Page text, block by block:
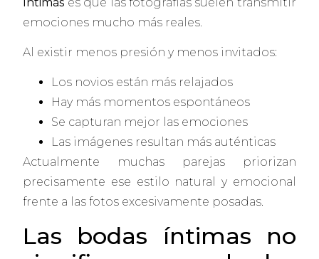
emociones mucho más reales.
Al existir menos presión y menos invitados:
Los novios están más relajados
Hay más momentos espontáneos
Se capturan mejor las emociones
Las imágenes resultan más auténticas
Actualmente muchas parejas priorizan
precisamente ese estilo natural y emocional
frente a las fotos excesivamente posadas.
Las bodas íntimas no